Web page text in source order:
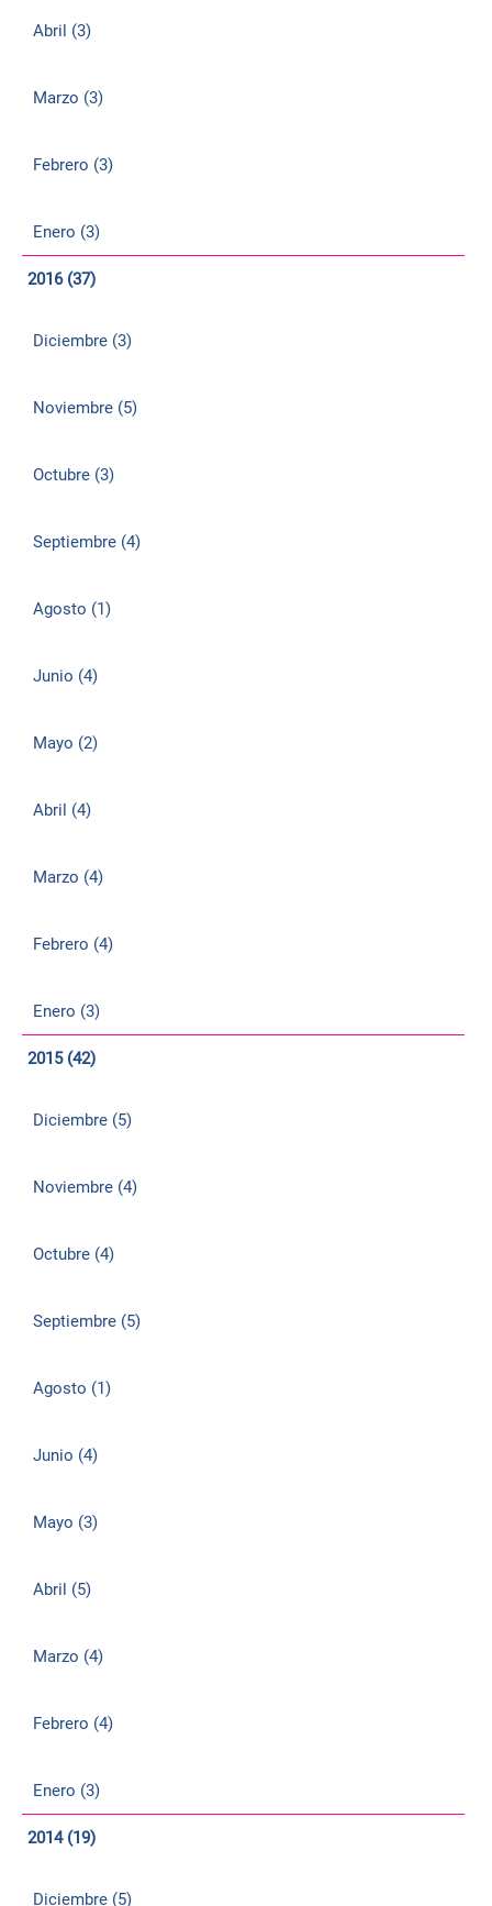
Abril (3)
Marzo (3)
Febrero (3)
Enero (3)
2016 (37)
Diciembre (3)
Noviembre (5)
Octubre (3)
Septiembre (4)
Agosto (1)
Junio (4)
Mayo (2)
Abril (4)
Marzo (4)
Febrero (4)
Enero (3)
2015 (42)
Diciembre (5)
Noviembre (4)
Octubre (4)
Septiembre (5)
Agosto (1)
Junio (4)
Mayo (3)
Abril (5)
Marzo (4)
Febrero (4)
Enero (3)
2014 (19)
Diciembre (5)